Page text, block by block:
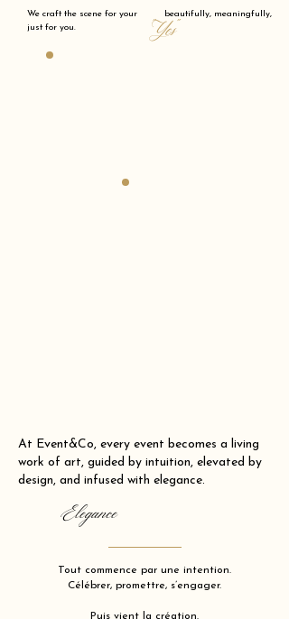
We craft the scene for your beautifully, meaningfully,
just for you.
"Yes"
At Event&Co, every event becomes a living
work of art, guided by intuition, elevated by
design, and infused with elegance.
Elegance
Tout commence par une intention.
Célébrer, promettre, s’engager.
Puis vient la création.